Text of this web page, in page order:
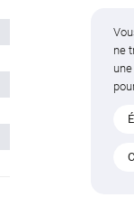
ne